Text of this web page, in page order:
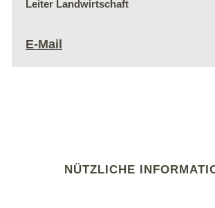
Leiter Landwirtschaft
E-Mail
NÜTZLICHE